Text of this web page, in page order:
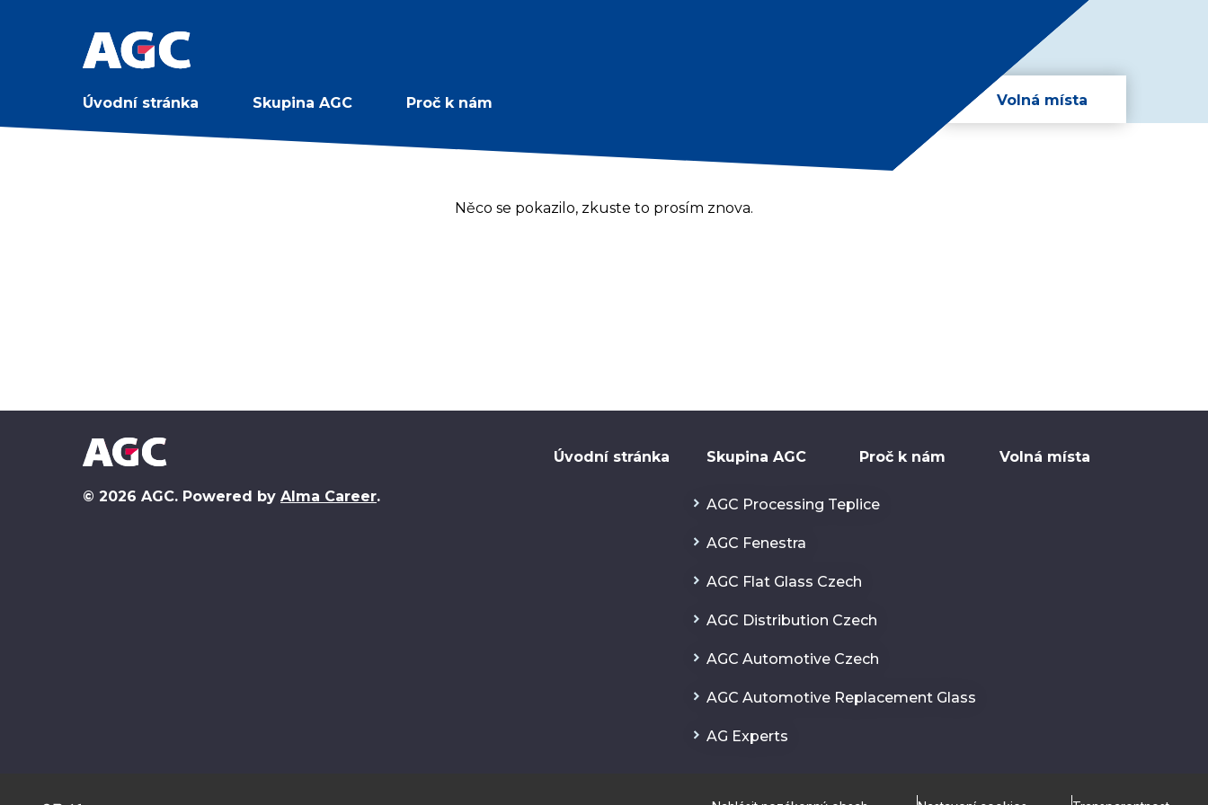
Úvodní stránka Skupina AGC Proč k nám Volná místa
Něco se pokazilo, zkuste to prosím znova.
© 2026 AGC. Powered by Alma Career.
Úvodní stránka Skupina AGC
AGC Processing Teplice
AGC Fenestra
AGC Flat Glass Czech
AGC Distribution Czech
AGC Automotive Czech
AGC Automotive Replacement Glass
AG Experts
Proč k nám Volná místa